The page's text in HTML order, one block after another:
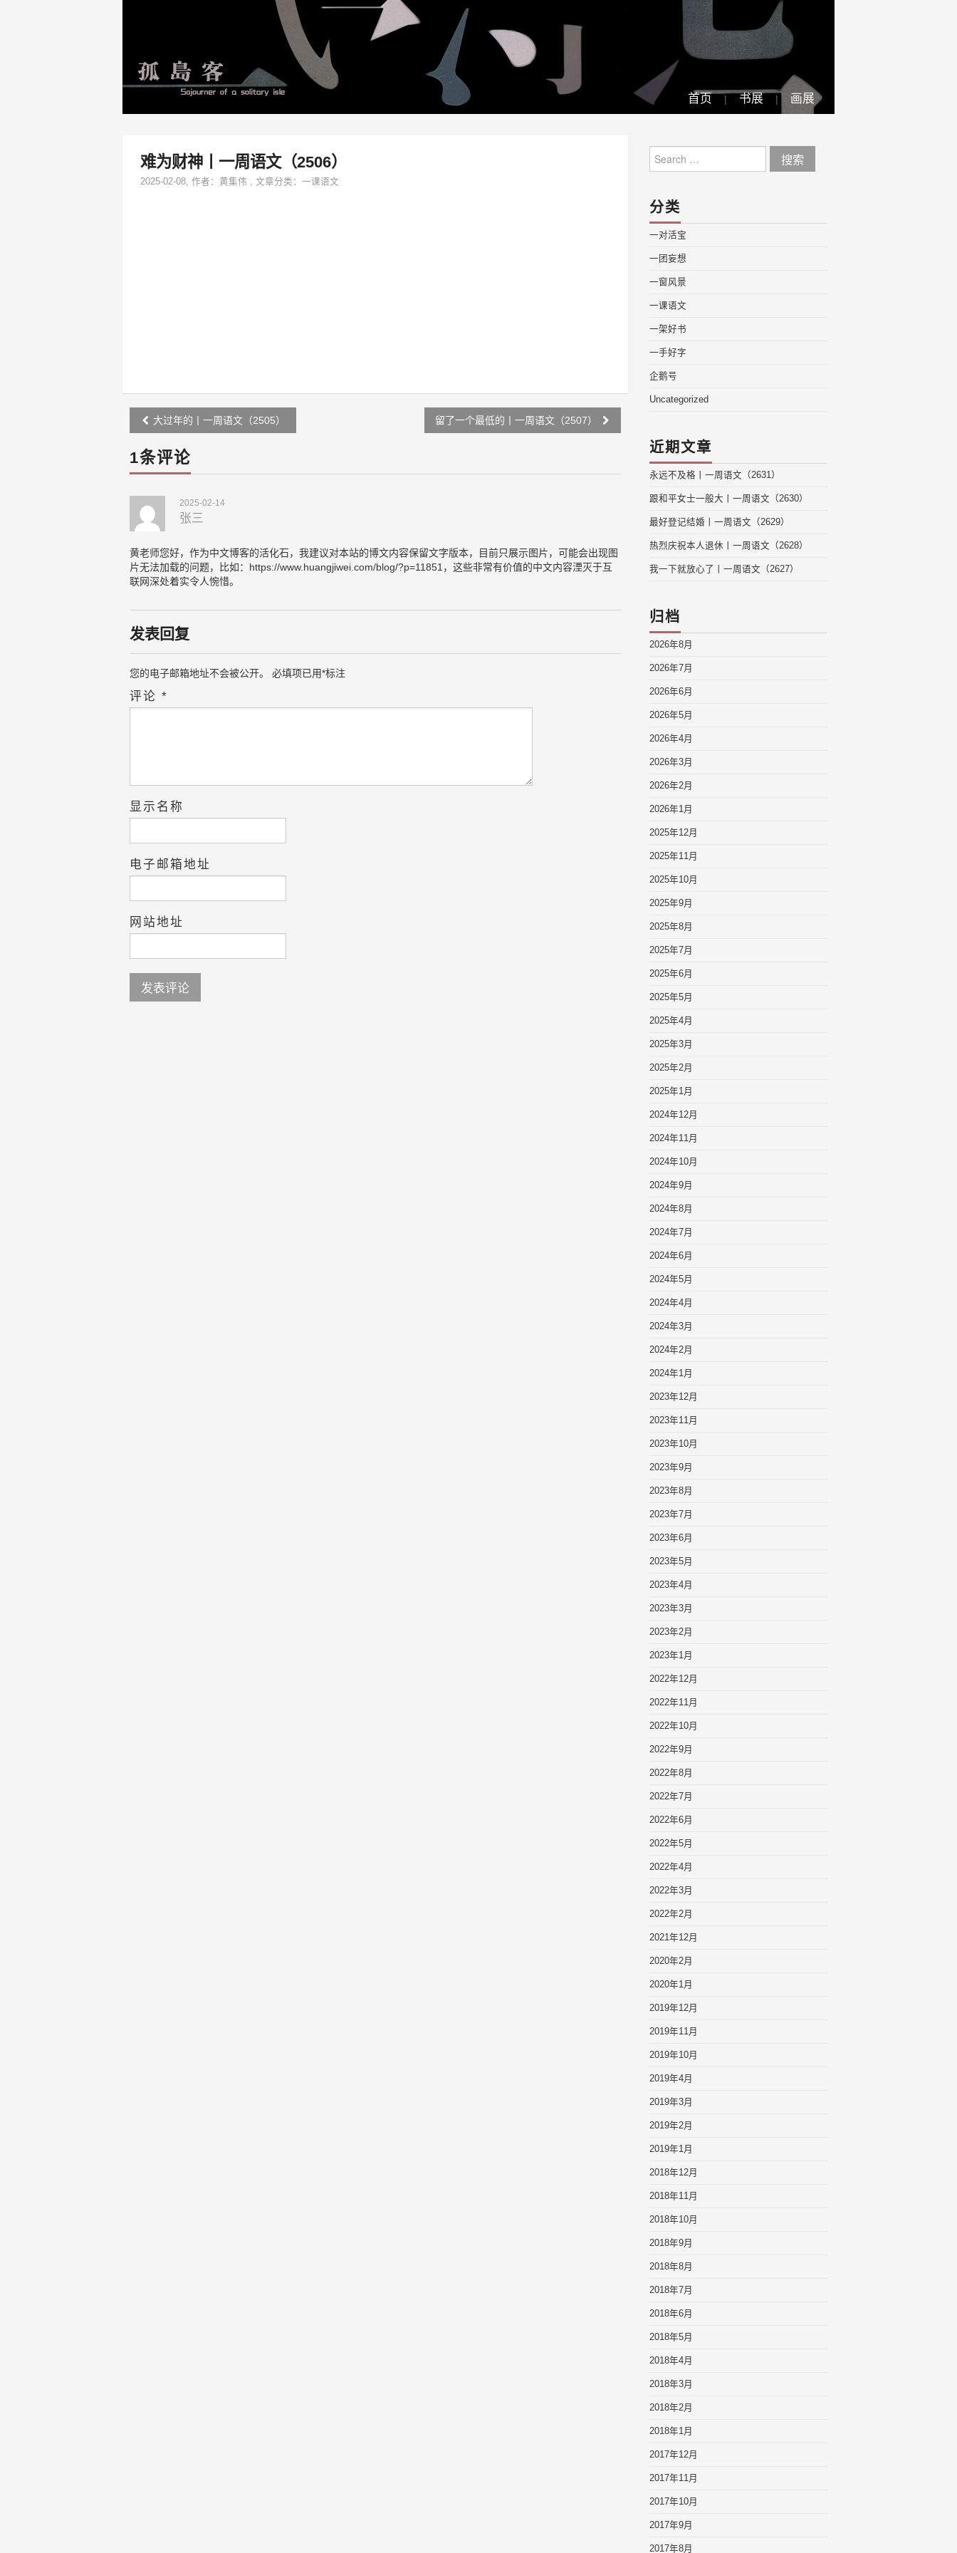
首页 书展 画展
难为财神丨一周语文（2506）
2025-02-08, 作者： 黄集伟 , 文章分类： 一课语文
Post
navigation
大过年的丨一周语文（2505） 留了一个最低的丨一周语文（2507）
1条评论
2025-02-14
张三
黄老师您好，作为中文博客的活化石，我建议对本站的博文内容保留文字版本，目前只展示图片，可能会出现图
片无法加载的问题，比如：https://www.huangjiwei.com/blog/?p=11851，这些非常有价值的中文内容湮灭于互
联网深处着实令人惋惜。
发表回复
您的电子邮箱地址不会被公开。 必填项已用*标注
评论 *
显示名称
电子邮箱地址
网站地址
for:
分类
一对活宝
一团妄想
一窗风景
一课语文
一架好书
一手好字
企鹅号
Uncategorized
近期文章
永远不及格丨一周语文（2631）
跟和平女士一般大丨一周语文（2630）
最好登记结婚丨一周语文（2629）
热烈庆祝本人退休丨一周语文（2628）
我一下就放心了丨一周语文（2627）
归档
2026年8月
2026年7月
2026年6月
2026年5月
2026年4月
2026年3月
2026年2月
2026年1月
2025年12月
2025年11月
2025年10月
2025年9月
2025年8月
2025年7月
2025年6月
2025年5月
2025年4月
2025年3月
2025年2月
2025年1月
2024年12月
2024年11月
2024年10月
2024年9月
2024年8月
2024年7月
2024年6月
2024年5月
2024年4月
2024年3月
2024年2月
2024年1月
2023年12月
2023年11月
2023年10月
2023年9月
2023年8月
2023年7月
2023年6月
2023年5月
2023年4月
2023年3月
2023年2月
2023年1月
2022年12月
2022年11月
2022年10月
2022年9月
2022年8月
2022年7月
2022年6月
2022年5月
2022年4月
2022年3月
2022年2月
2021年12月
2020年2月
2020年1月
2019年12月
2019年11月
2019年10月
2019年4月
2019年3月
2019年2月
2019年1月
2018年12月
2018年11月
2018年10月
2018年9月
2018年8月
2018年7月
2018年6月
2018年5月
2018年4月
2018年3月
2018年2月
2018年1月
2017年12月
2017年11月
2017年10月
2017年9月
2017年8月